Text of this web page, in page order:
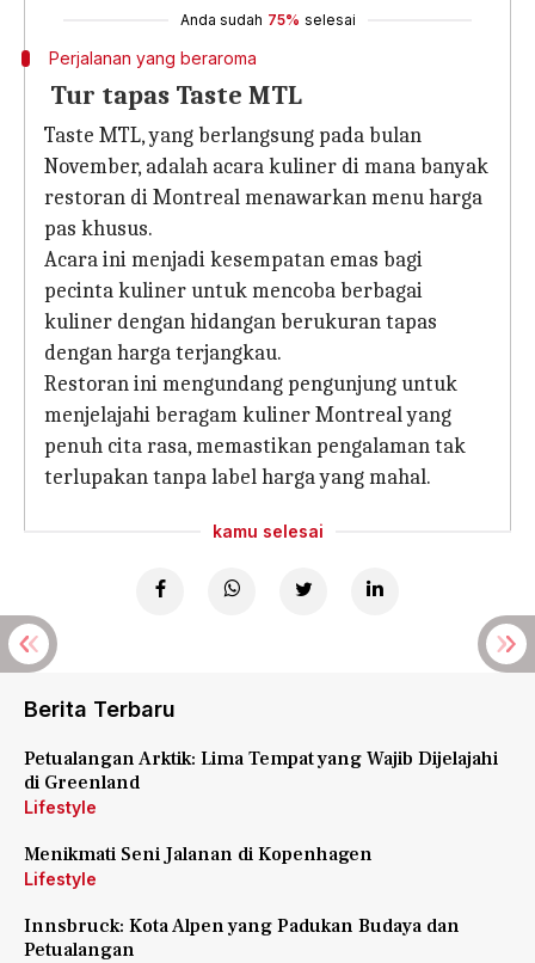
Anda sudah 75% selesai
Perjalanan yang beraroma
Tur tapas Taste MTL
Taste MTL, yang berlangsung pada bulan
November, adalah acara kuliner di mana banyak
restoran di Montreal menawarkan menu harga
pas khusus.
Acara ini menjadi kesempatan emas bagi
pecinta kuliner untuk mencoba berbagai
kuliner dengan hidangan berukuran tapas
dengan harga terjangkau.
Restoran ini mengundang pengunjung untuk
menjelajahi beragam kuliner Montreal yang
penuh cita rasa, memastikan pengalaman tak
terlupakan tanpa label harga yang mahal.
kamu selesai
Berita Terbaru
Petualangan Arktik: Lima Tempat yang Wajib Dijelajahi
di Greenland
Lifestyle
Menikmati Seni Jalanan di Kopenhagen
Lifestyle
Innsbruck: Kota Alpen yang Padukan Budaya dan
Petualangan